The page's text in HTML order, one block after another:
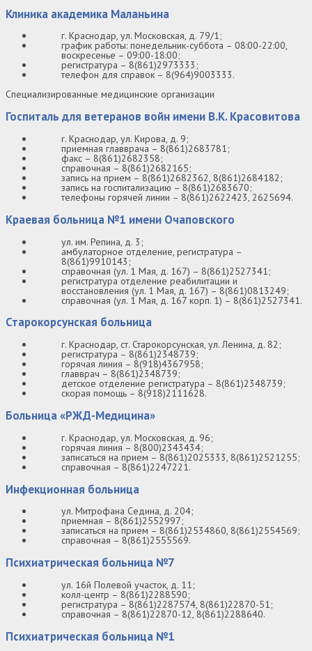
Клиника академика Маланьина
г. Краснодар, ул. Московская, д. 79/1;
график работы: понедельник-суббота – 08:00-22:00,
воскресенье – 09:00-18:00;
регистратура – 8(861)2973333;
телефон для справок – 8(964)9003333.
Специализированные медицинские организации
Госпиталь для ветеранов войн имени В.К. Красовитова
г. Краснодар, ул. Кирова, д. 9;
приемная главврача – 8(861)2683781;
факс – 8(861)2682358;
справочная – 8(861)2682165;
запись на прием – 8(861)2682362, 8(861)2684182;
запись на госпитализацию – 8(861)2683670;
телефоны горячей линии – 8(861)2622423, 2625694.
Краевая больница №1 имени Очаповского
ул. им. Репина, д. 3;
амбулаторное отделение, регистратура –
8(861)9910143;
справочная (ул. 1 Мая, д. 167) – 8(861)2527341;
регистратура отделение реабилитации и
восстановления (ул. 1 Мая, д. 167) – 8(861)0813249;
справочная (ул. 1 Мая, д. 167 корп. 1) – 8(861)2527341.
Старокорсунская больница
г. Краснодар, ст. Старокорсунская, ул. Ленина, д. 82;
регистратура – 8(861)2348739;
горячая линия – 8(918)4367958;
главврач – 8(861)2348739;
детское отделение регистратура – 8(861)2348739;
скорая помощь – 8(918)2111628.
Больница «РЖД-Медицина»
г. Краснодар, ул. Московская, д. 96;
горячая линия – 8(800)2343434;
записаться на прием – 8(861)2025333, 8(861)2521255;
справочная – 8(861)2247221.
Инфекционная больница
ул. Митрофана Седина, д. 204;
приемная – 8(861)2552997;
записаться на прием – 8(861)2534860, 8(861)2554569;
справочная – 8(861)2555569.
Психиатрическая больница №7
ул. 16й Полевой участок, д. 11;
колл-центр – 8(861)2288590;
регистратура – 8(861)2287574, 8(861)22870-51;
справочная – 8(861)22870-12, 8(861)2288640.
Психиатрическая больница №1